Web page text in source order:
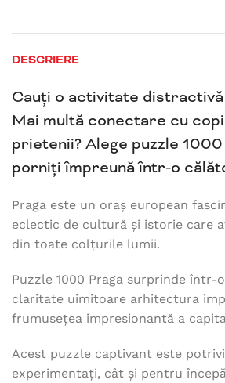
DESCRIERE
Cauți o activitate distractivă
Mai multă conectare cu
prietenii? Alege puzzle
porniți împreună într-o
Praga este un oraș european
eclectic de cultură și istorie care
din toate colțurile lumii.
Puzzle 1000 Praga surprinde într-
claritate uimitoare arhitectura
frumusețea impresionantă a
Acest puzzle captivant este
experimentați, cât și pentru